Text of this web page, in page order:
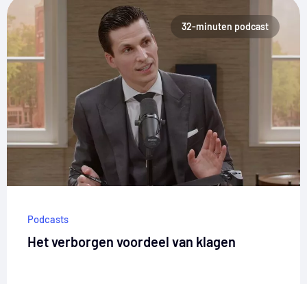
32-minuten podcast
Podcasts
Het verborgen voordeel van klagen